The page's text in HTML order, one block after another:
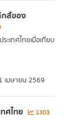
ส์ของ
เทศไทยเมื่อเทียบ
เมษายน 2569
ศไทย
1303